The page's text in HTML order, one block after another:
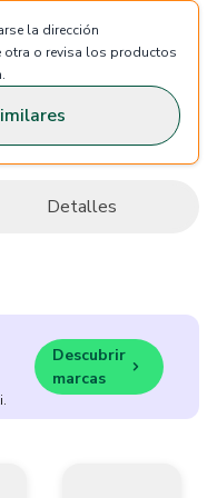
la dirección
otra o revisa los productos
Detalles
Descubrir
marcas